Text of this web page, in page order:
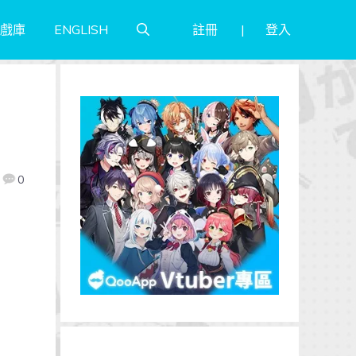
庫 ENGLISH 註冊 登入
0